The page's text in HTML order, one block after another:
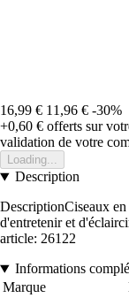
16,99 € 11,96 € -30%
+0,60 € offerts sur
validation de votre
Loading...
Description
DescriptionCiseaux
d'entretenir et
article: 26122
Informations
Marque